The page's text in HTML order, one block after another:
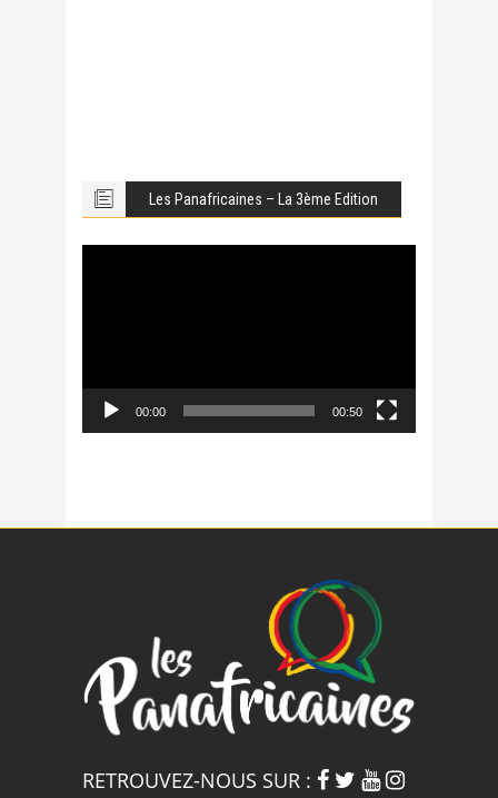
Les Panafricaines – La 3ème Edition
00:00 00:50
RETROUVEZ-NOUS SUR :